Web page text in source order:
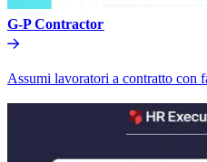
G-P Contractor​​
Assumi lavoratori a contratto con